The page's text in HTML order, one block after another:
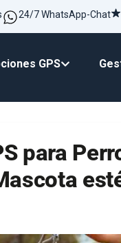
24/7 WhatsApp-Chat
GPS
para